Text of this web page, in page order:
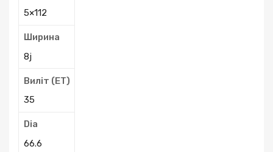
5×112
Ширина
8j
Виліт (ЕТ)
35
Dia
66.6